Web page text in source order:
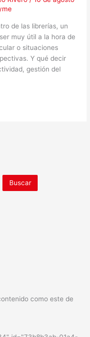
de las librerías, un
muy útil a la hora de
o situaciones
Y qué decir
gestión del
Buscar
como este de